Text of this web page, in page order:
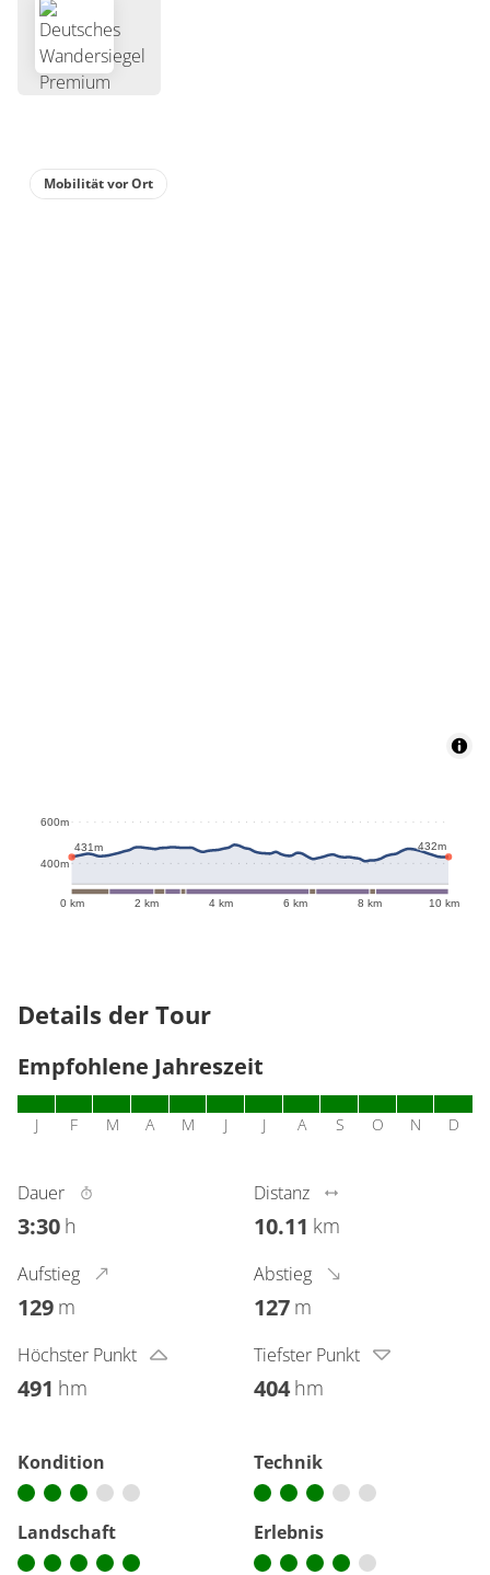
Mobilität vor Ort
0 km 2 km 4 km 6 km 8 km 10 km
400m
600m
431m 432m
Details der Tour
Empfohlene Jahreszeit
J F M A M J J A S O N D
Dauer
3:30 h
Distanz
10.11 km
Aufstieg
129 m
Abstieg
127 m
Höchster Punkt
491 hm
Tiefster Punkt
404 hm
Kondition Technik
Landschaft Erlebnis